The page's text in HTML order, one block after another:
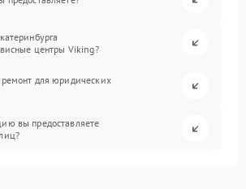
центры Viking?
для юридических
вы предоставляете